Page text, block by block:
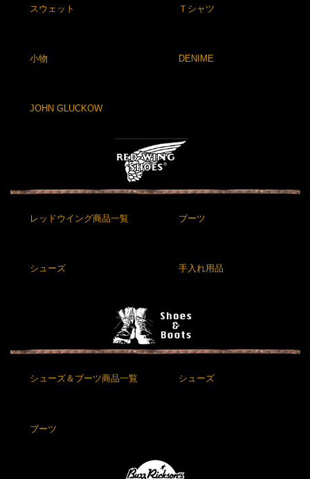
スウェット Ｔシャツ
小物 DENIME
JOHN GLUCKOW
レッドウイング商品一覧 ブーツ
シューズ 手入れ用品
シューズ＆ブーツ商品一覧 シューズ
ブーツ